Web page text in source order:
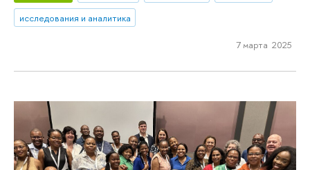
исследования и аналитика
7 марта 2025